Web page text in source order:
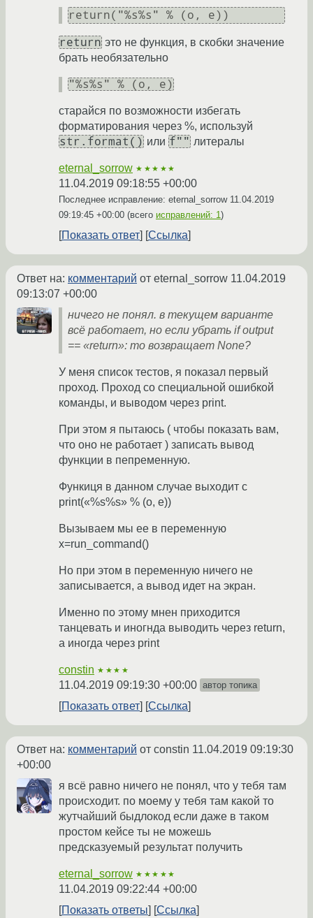
return("%s%s" % (o, e))
return это не функция, в скобки значение
брать необязательно
"%s%s" % (o, e)
старайся по возможности избегать
форматирования через %, используй
str.format() или f"" литералы
eternal_sorrow ★★★★★
11.04.2019 09:18:55 +00:00
Последнее исправление: eternal_sorrow 11.04.2019
09:19:45 +00:00 (всего исправлений: 1)
Показать ответ Ссылка
Ответ на: комментарий от eternal_sorrow 11.04.2019
09:13:07 +00:00
ничего не понял. в текущем варианте
всё работает, но если убрать if output
== «return»: то возвращает None?
У меня список тестов, я показал первый
проход. Проход со специальной ошибкой
команды, и выводом через print.
При этом я пытаюсь ( чтобы показать вам,
что оно не работает ) записать вывод
функции в пепременную.
Функиця в данном случае выходит с
print(«%s%s» % (o, e))
Вызываем мы ее в переменную
x=run_command()
Но при этом в переменную ничего не
записывается, а вывод идет на экран.
Именно по этому мнен приходится
танцевать и иногнда выводить через return,
а иногда через print
constin ★★★★
11.04.2019 09:19:30 +00:00 автор топика
Показать ответ Ссылка
Ответ на: комментарий от constin 11.04.2019 09:19:30
+00:00
я всё равно ничего не понял, что у тебя там
происходит. по моему у тебя там какой то
жутчайший быдлокод если даже в таком
простом кейсе ты не можешь
предсказуемый результат получить
eternal_sorrow ★★★★★
11.04.2019 09:22:44 +00:00
Показать ответы
Ссылка